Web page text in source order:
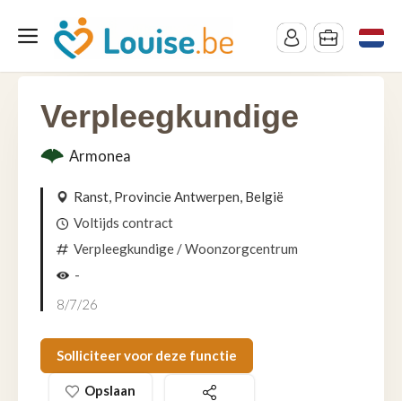
Verpleegkundige
Armonea
Ranst, Provincie Antwerpen, België
Voltijds contract
Verpleegkundige / Woonzorgcentrum
-
8/7/26
Solliciteer voor deze functie
Opslaan